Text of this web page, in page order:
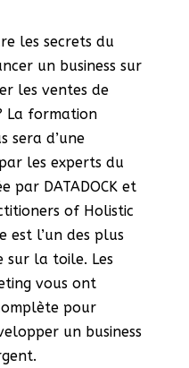
les secrets du
un business sur
les ventes de
La formation
sera d’une
les experts du
par DATADOCK et
of Holistic
est l’un des plus
sur la toile. Les
vous ont
pour
un business